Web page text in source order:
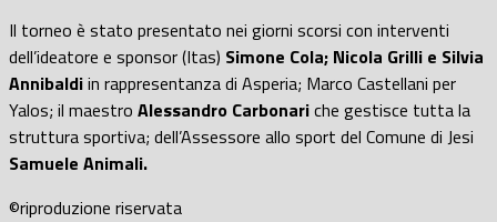
Il torneo è stato presentato nei giorni scorsi con interventi
dell’ideatore e sponsor (Itas) Simone Cola; Nicola Grilli e Silvia
Annibaldiin rappresentanza di Asperia; Marco Castellani per
Yalos; il maestro Alessandro Carbonariche gestisce tutta la
struttura sportiva; dell’Assessore allo sport del Comune di Jesi
Samuele Animali.
©riproduzione riservata